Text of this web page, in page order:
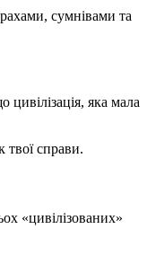
сумнівами та
яка мала
твої справи.
«цивілізованих»